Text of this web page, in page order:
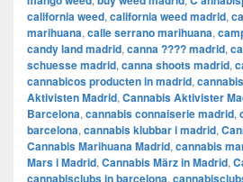
california weed, california weed madrid,
marihuana, calle serrano marihuana,
candy land madrid, canna ???? madrid,
schuesse madrid, canna shoots madrid,
cannabicos producten in madrid,
Aktivisten Madrid, Cannabis Aktivister
Barcelona, cannabis connaiserie madrid,
barcelona, cannabis klubbar i madrid,
Cannabis Marihuana Madrid, cannabis
Mars i Madrid, Cannabis März in Madrid,
cannabisclubs in barcelona,